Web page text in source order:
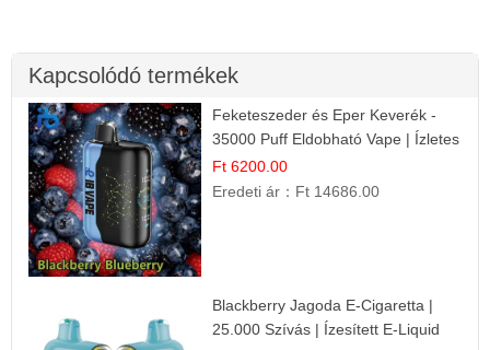
Kapcsolódó termékek
Feketeszeder és Eper Keverék -
35000 Puff Eldobható Vape | Ízletes
Gyümölcsökombináció!
Ft 6200.00
Eredeti ár： Ft 14686.00
Blackberry Jagoda E-Cigaretta |
25.000 Szívás | Ízesített E-Liquid